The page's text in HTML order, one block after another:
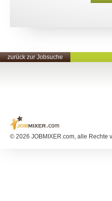
zurück zur Jobsuche
© 2026 JOBMIXER.com, alle Rechte